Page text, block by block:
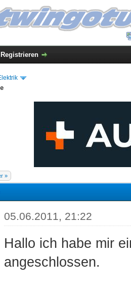
Registrieren
»
05.06.2011, 21:22
Hallo ich habe mir
angeschlossen.